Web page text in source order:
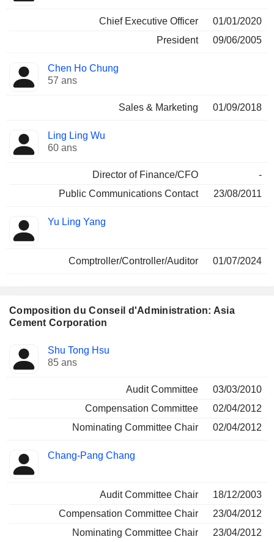
Chief Executive Officer
01/01/2020
President
09/06/2005
Chen Ho Chung
57 ans
Sales & Marketing 01/09/2018
Ling Ling Wu
60 ans
Director of Finance/CFO
-
Public Communications Contact
23/08/2011
Yu Ling Yang
Comptroller/Controller/Auditor 01/07/2024
Composition du Conseil d'Administration: Asia
Cement Corporation
Administrateur Comités
Shu Tong Hsu
85 ans
Audit Committee
03/03/2010
Compensation Committee
02/04/2012
Nominating Committee Chair
02/04/2012
Chang-Pang Chang
Audit Committee Chair
18/12/2003
Compensation Committee Chair
23/04/2012
Nominating Committee Chair
23/04/2012